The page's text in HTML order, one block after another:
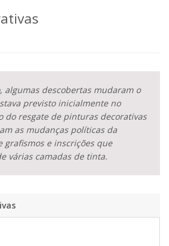
algumas descobertas mudaram o
previsto inicialmente no
do resgate de pinturas decorativas
as mudanças políticas da
grafismos e inscrições que
várias camadas de tinta.